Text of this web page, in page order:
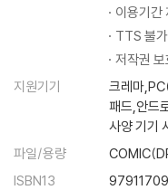
이용기간
TTS 불
저작권
지원기기
크레마
패드,안드
사양 기기
파일/용량
ISBN13